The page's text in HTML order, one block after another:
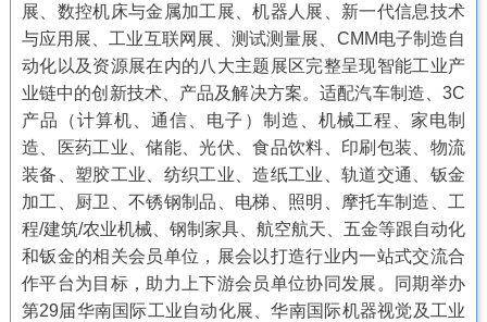
展、数控机床与金属加工展、机器人展、新一代信息技术
与应用展、工业互联网展、测试测量展、CMM电子制造自
动化以及资源展在内的八大主题展区完整呈现智能工业产
业链中的创新技术、产品及解决方案。适配汽车制造、3C
产品（计算机、通信、电子）制造、机械工程、家电制
造、医药工业、储能、光伏、食品饮料、印刷包装、物流
装备、塑胶工业、纺织工业、造纸工业、轨道交通、钣金
加工、厨卫、不锈钢制品、电梯、照明、摩托车制造、工
程/建筑/农业机械、钢制家具、航空航天、五金等跟自动化
和钣金的相关会员单位，展会以打造行业内一站式交流合
作平台为目标，助力上下游会员单位协同发展。同期举办
第29届华南国际工业自动化展、华南国际机器视觉及工业